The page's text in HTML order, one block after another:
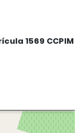
1569 CCPIM